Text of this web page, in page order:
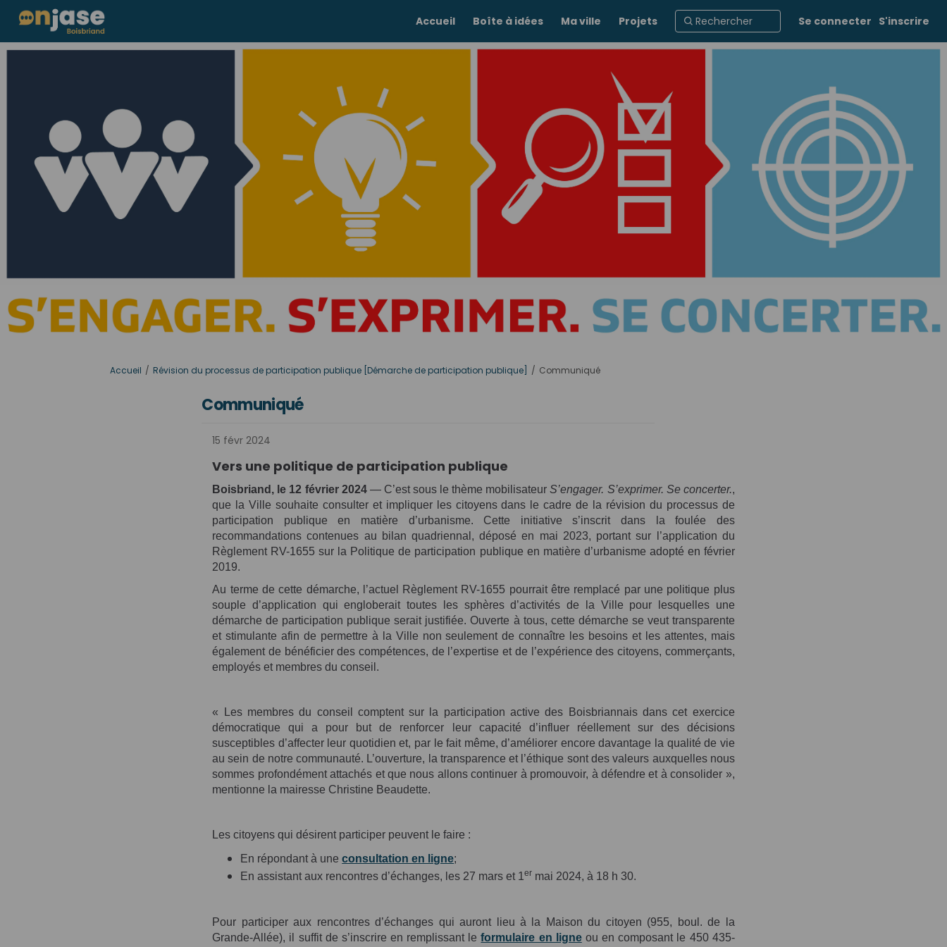
Accueil Boîte à idées Ma ville Projets Se connecter S'inscrire
Vous êtes ici:
Accueil Révision du processus de participation publique [Démarche de participation publique] Communiqué
Communiqué
15 févr 2024
Vers une politique de participation publique
Boisbriand, le 12 février 2024— C’est sous le thème mobilisateurS’engager. S’exprimer. Se concerter.,
que la Ville souhaite consulter et impliquer les citoyens dans le cadre de la révision du processus de
participation publique en matière d’urbanisme. Cette initiative s’inscrit dans la foulée des
recommandations contenues au bilan quadriennal, déposé en mai 2023, portant sur l’application du
Règlement RV-1655 sur la Politique de participation publique en matière d’urbanisme adopté en février
2019.
Au terme de cette démarche, l’actuel Règlement RV-1655 pourrait être remplacé par une politique plus
souple d’application qui engloberait toutes les sphères d’activités de la Ville pour lesquelles une
démarche de participation publique serait justifiée. Ouverte à tous, cette démarche se veut transparente
et stimulante afin de permettre à la Ville non seulement de connaître les besoins et les attentes, mais
également de bénéficier des compétences, de l’expertise et de l’expérience des citoyens, commerçants,
employés et membres du conseil.
« Les membres du conseil comptent sur la participation active des Boisbriannais dans cet exercice
démocratique qui a pour but de renforcer leur capacité d’influer réellement sur des décisions
susceptibles d’affecter leur quotidien et, par le fait même, d’améliorer encore davantage la qualité de vie
au sein de notre communauté. L’ouverture, la transparence et l’éthique sont des valeurs auxquelles nous
sommes profondément attachés et que nous allons continuer à promouvoir, à défendre et à consolider »,
mentionne la mairesse Christine Beaudette.
Les citoyens qui désirent participer peuvent le faire :
En répondant à uneconsultation en ligne;
En assistant aux rencontres d’échanges, les 27 mars et 1er mai 2024, à 18 h 30.
Pour participer aux rencontres d’échanges qui auront lieu à la Maison du citoyen (955, boul. de la
Grande-Allée), il suffit de s’inscrire en remplissant leformulaire en ligneou en composant le 450 435-